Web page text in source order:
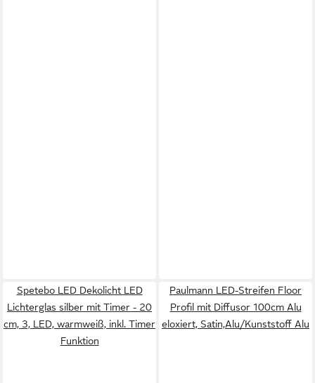
Spetebo LED Dekolicht LED
Lichterglas silber mit Timer - 20
cm, 3, LED, warmweiß, inkl. Timer
Funktion
Paulmann LED-Streifen Floor
Profil mit Diffusor 100cm Alu
eloxiert, Satin,Alu/Kunststoff Alu